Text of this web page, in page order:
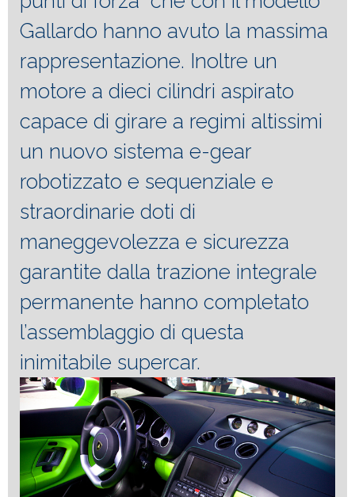
Gallardo hanno avuto la massima
rappresentazione. Inoltre un
motore a dieci cilindri aspirato
capace di girare a regimi altissimi
un nuovo sistema e-gear
robotizzato e sequenziale e
straordinarie doti di
maneggevolezza e sicurezza
garantite dalla trazione integrale
permanente hanno completato
l’assemblaggio di questa
inimitabile supercar.